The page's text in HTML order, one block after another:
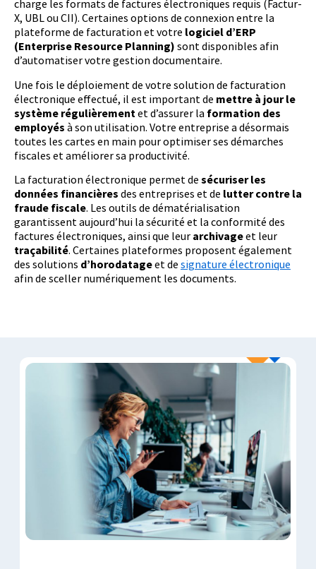
charge les formats de factures électroniques requis (Factur-
X, UBL ou CII). Certaines options de connexion entre la
plateforme de facturation et votre logiciel d’ERP
(Enterprise Resource Planning) sont disponibles afin
d’automatiser votre gestion documentaire.
Une fois le déploiement de votre solution de facturation
électronique effectué, il est important de mettre à jour le
système régulièrement et d’assurer la formation des
employés à son utilisation. Votre entreprise a désormais
toutes les cartes en main pour optimiser ses démarches
fiscales et améliorer sa productivité.
La facturation électronique permet de sécuriser les
données financières des entreprises et de lutter contre la
fraude fiscale. Les outils de dématérialisation
garantissent aujourd’hui la sécurité et la conformité des
factures électroniques, ainsi que leur archivageet leur
traçabilité. Certaines plateformes proposent également
des solutions d’horodatageet de signature électronique
afin de sceller numériquement les documents.